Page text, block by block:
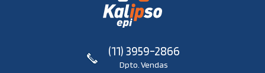
(11) 3959-2866
Dpto. Vendas